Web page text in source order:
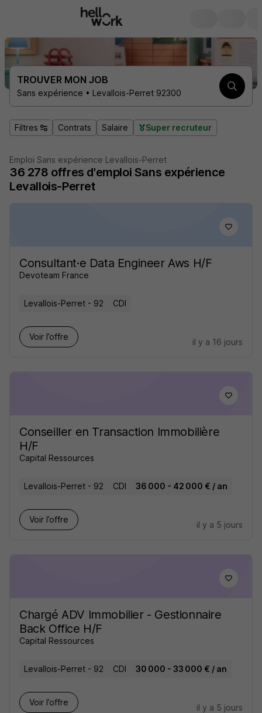
TROUVER MON JOB
Sans expérience • Levallois-Perret 92300
Filtres Contrats Salaire Super recruteur
Emploi Sans expérience Levallois-Perret
36 278 offres d'emploi Sans expérience
Levallois-Perret
Consultant·e Data Engineer Aws H/F
Devoteam France
Levallois-Perret - 92 CDI
Voir l’offre
il y a 16 jours
Conseiller en Transaction Immobilière
H/F
Capital Ressources
Levallois-Perret - 92 CDI 36 000 - 42 000 € / an
Voir l’offre
il y a 5 jours
Chargé ADV Immobilier - Gestionnaire
Back Office H/F
Capital Ressources
Levallois-Perret - 92 CDI 30 000 - 33 000 € / an
Voir l’offre
il y a 5 jours